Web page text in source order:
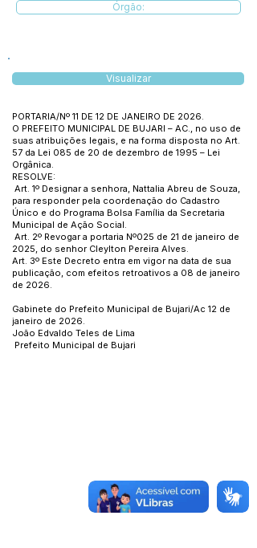
Órgão:
Visualizar
PORTARIA/Nº 11 DE 12 DE JANEIRO DE 2026.
O PREFEITO MUNICIPAL DE BUJARI – AC., no uso de
suas atribuições legais, e na forma disposta no Art.
57 da Lei 085 de 20 de dezembro de 1995 – Lei
Orgânica.
RESOLVE:
Art. 1º Designar a senhora, Nattalia Abreu de Souza,
para responder pela coordenação do Cadastro
Único e do Programa Bolsa Família da Secretaria
Municipal de Ação Social.
Art. 2º Revogar a portaria Nº025 de 21 de janeiro de
2025, do senhor Cleylton Pereira Alves.
Art. 3º Este Decreto entra em vigor na data de sua
publicação, com efeitos retroativos a 08 de janeiro
de 2026.
Gabinete do Prefeito Municipal de Bujari/Ac 12 de
janeiro de 2026.
João Edvaldo Teles de Lima
Prefeito Municipal de Bujari